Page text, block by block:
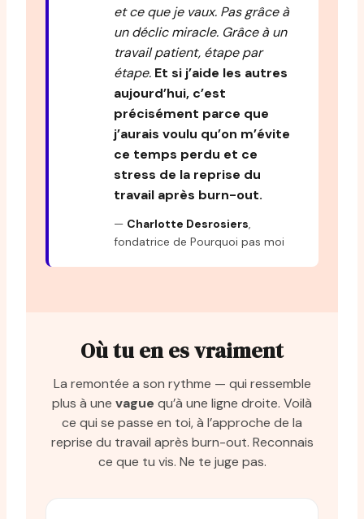
et ce que je vaux. Pas grâce à
un déclic miracle. Grâce à un
travail patient, étape par
étape. Et si j’aide les autres
aujourd’hui, c’est
précisément parce que
j’aurais voulu qu’on m’évite
ce temps perdu et ce
stress de la reprise du
travail après burn-out.
— Charlotte Desrosiers,
fondatrice de Pourquoi pas moi
Où tu en es vraiment
La remontée a son rythme — qui ressemble
plus à une vague qu’à une ligne droite. Voilà
ce qui se passe en toi, à l’approche de la
reprise du travail après burn-out. Reconnais
ce que tu vis. Ne te juge pas.